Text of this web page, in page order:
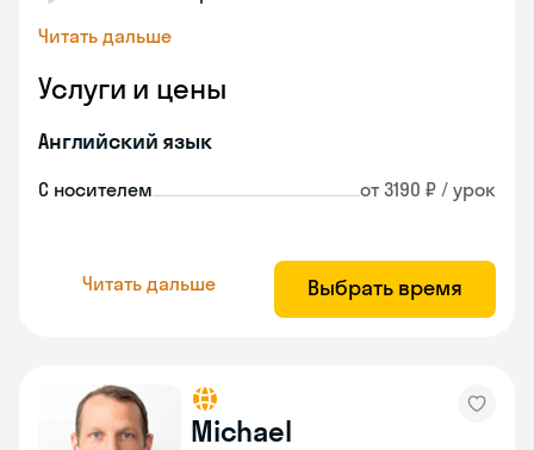
Читать дальше
Услуги и цены
Английский язык
С носителем от 3190 ₽ / урок
Читать дальше Выбрать время
Michael